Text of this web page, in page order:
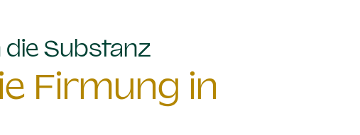
die Substanz
Firmung in